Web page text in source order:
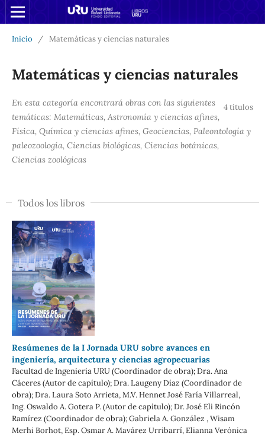
Inicio / Matemáticas y ciencias naturales
Matemáticas y ciencias naturales
4 títulos
En esta categoría encontrará obras con las siguientes
temáticas: Matemáticas, Astronomía y ciencias afines,
Física, Química y ciencias afines, Geociencias, Paleontología y
paleozoología, Ciencias biológicas, Ciencias botánicas,
Ciencias zoológicas
Todos los libros
Resúmenes de la I Jornada URU sobre avances en
ingeniería, arquitectura y ciencias agropecuarias
Facultad de Ingeniería URU (Coordinador de obra); Dra. Ana
Cáceres (Autor de capítulo); Dra. Laugeny Díaz (Coordinador de
obra); Dra. Laura Soto Arrieta, M.V. Hennet José Faría Villarreal,
Ing. Oswaldo A. Gotera P. (Autor de capítulo); Dr. José Eli Rincón
Ramírez (Coordinador de obra); Gabriela A. González , Wisam
Merhi Borhot, Esp. Osmar A. Mavárez Urribarrí, Elianna Verónica